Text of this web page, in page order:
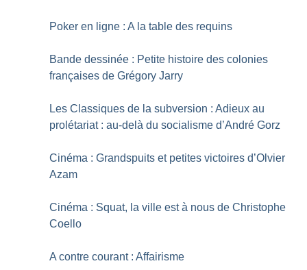
Poker en ligne : A la table des requins
Bande dessinée : Petite histoire des colonies
françaises de Grégory Jarry
Les Classiques de la subversion : Adieux au
prolétariat : au-delà du socialisme d’André Gorz
Cinéma : Grandspuits et petites victoires d’Olvier
Azam
Cinéma : Squat, la ville est à nous de Christophe
Coello
A contre courant : Affairisme